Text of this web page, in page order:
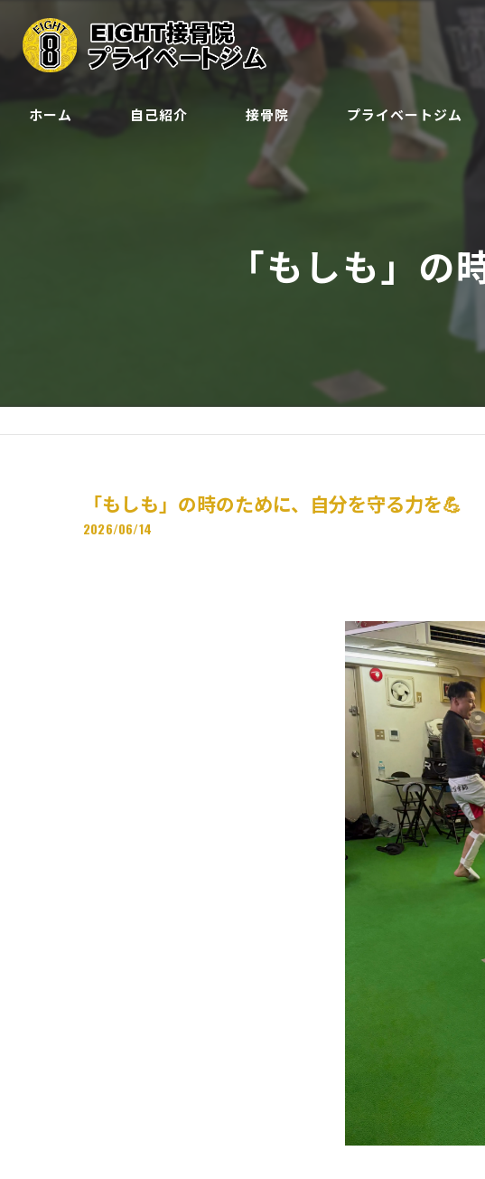
ホーム 自己紹介 接骨院 プライベートジム
予約
「もしも」
「もしも」の時のために、自分を守る力を💪
2026/06/14